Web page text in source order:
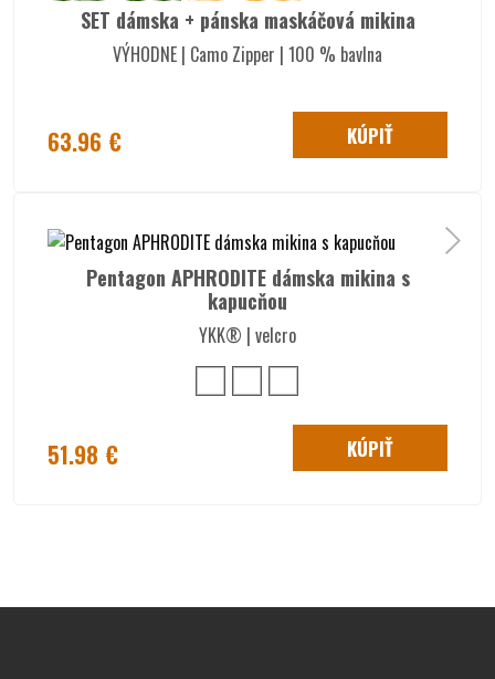
SET dámska + pánska maskáčová mikina
VÝHODNE | Camo Zipper | 100 % bavlna
63.96 € KÚPIŤ
Pentagon APHRODITE dámska mikina s
kapucňou
YKK® | velcro
51.98 € KÚPIŤ